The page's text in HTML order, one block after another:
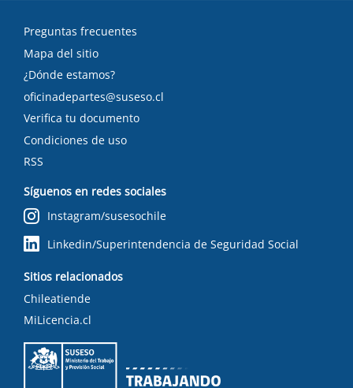
Preguntas frecuentes
Mapa del sitio
¿Dónde estamos?
oficinadepartes@suseso.cl
Verifica tu documento
Condiciones de uso
RSS
Síguenos en redes sociales
Instagram/susesochile
Linkedin/Superintendencia de Seguridad Social
Sitios relacionados
Chileatiende
MiLicencia.cl